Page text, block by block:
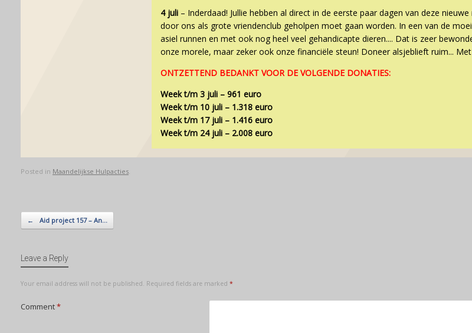
4 juli – Inderdaad! Jullie hebben al direct in de eerste paar dagen van deze
door ons als grote vriendenclub geholpen moet gaan worden. In een van de
asiel runnen en met ook nog heel veel gehandicapte dieren.... Dat is zeer
onze morele, maar zeker ook onze financiële steun! Doneer alsjeblieft ruim...
ONTZETTEND BEDANKT VOOR DE VOLGENDE DONATIES: ⁣
Week t/m 3 juli – 961 euro
Week t/m 10 juli – 1.318 euro
Week t/m 17 juli – 1.416 euro
Week t/m 24 juli – 2.008 euro
Posted in Maandelijkse Hulpacties.
Post navigation
← Aid project 157 – An…
Leave a Reply
Your email address will not be published. Required fields are marked *
Comment*